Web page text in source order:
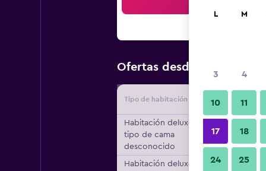
Ofertas desde Oferta
Tipo de habitación
Habitación deluxe,
tipo de cama
desconocido
Habitación deluxe,
L M
3 4
10 11
17 18
24 25